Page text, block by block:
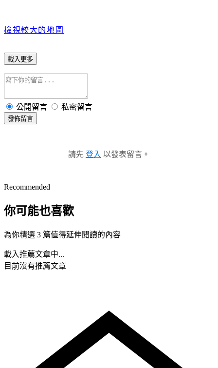
檢視較大的地圖
載入更多
公開留言 私密留言
發佈留言
請先 登入 以發表留言。
Recommended
你可能也喜歡
為你精選 3 篇值得延伸閱讀的內容
載入推薦文章中...
目前沒有推薦文章